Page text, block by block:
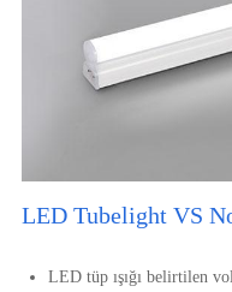
LED Tubelight VS
LED tüp ışığı belirtilen